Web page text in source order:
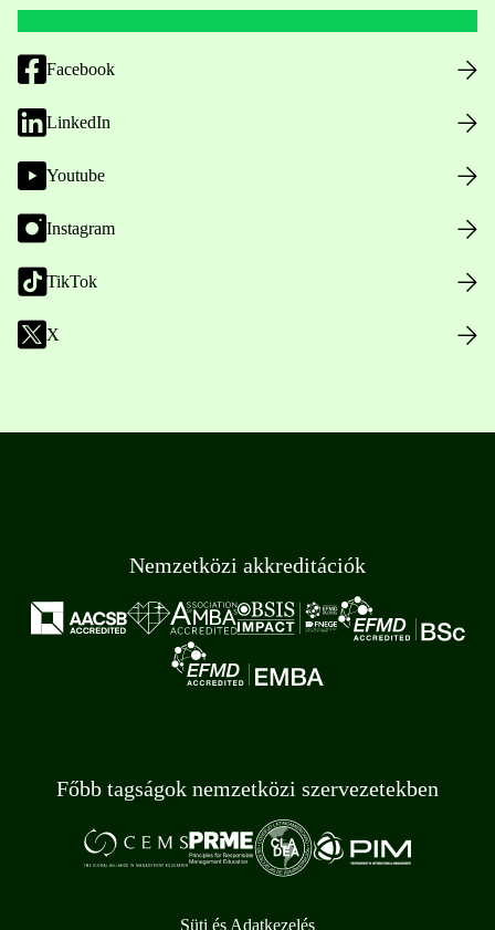
Facebook
LinkedIn
Youtube
Instagram
TikTok
X
Nemzetközi akkreditációk
Főbb tagságok nemzetközi szervezetekben
Süti és Adatkezelés